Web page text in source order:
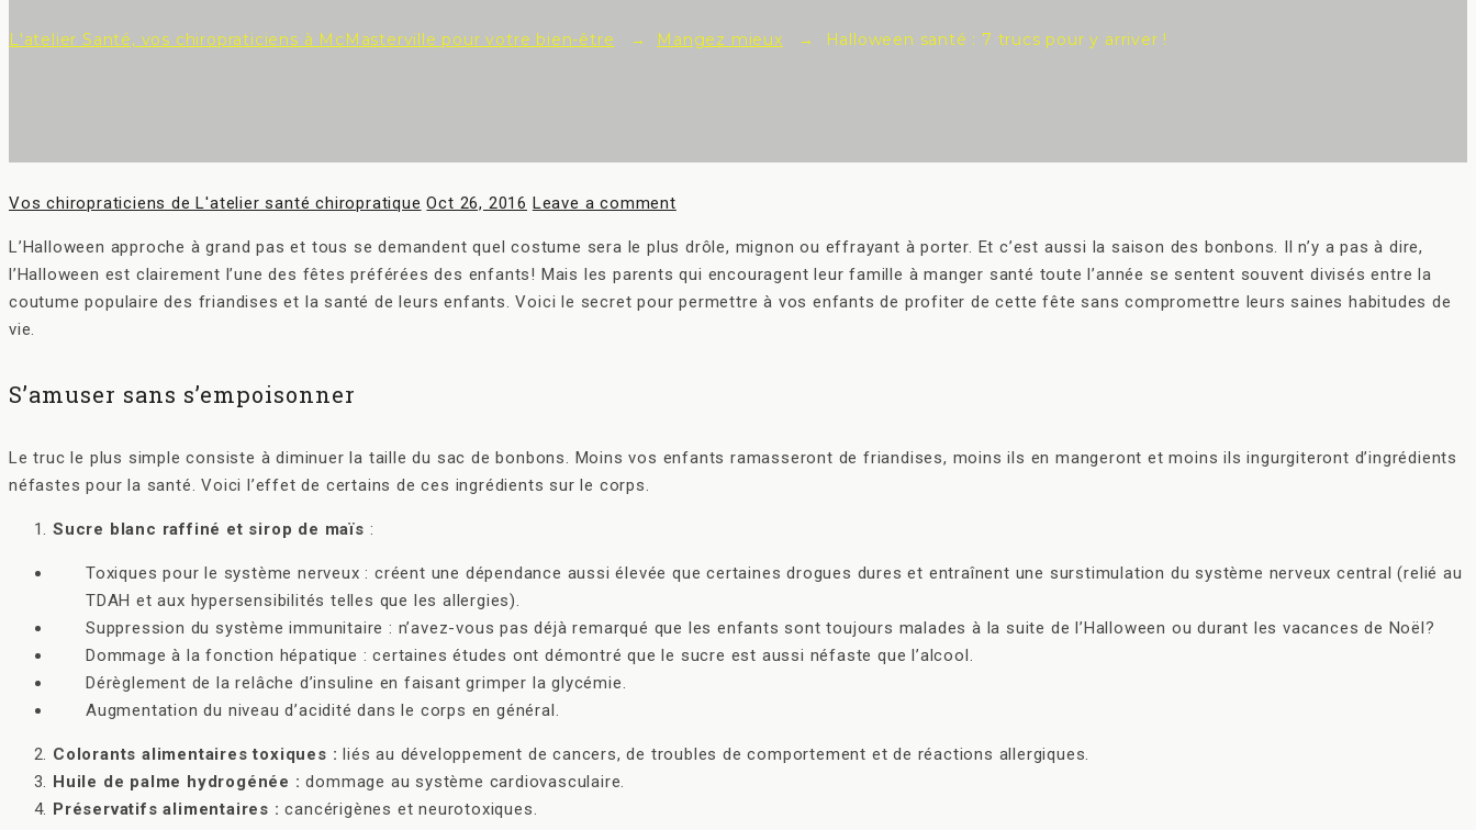
L'atelier Santé, vos chiropraticiens à McMasterville pour votre bien-être → Mangez mieux → Halloween santé : 7 trucs pour y arriver !
Author
Vos chiropraticiens de L'atelier santé chiropratique Posted
Oct 26, 2016 Leave a comment
L’Halloween approche à grand pas et tous se demandent quel costume sera le plus drôle, mignon ou effrayant à porter. Et c’est aussi la saison des bonbons. Il n’y a pas à dire,
l’Halloween est clairement l’une des fêtes préférées des enfants! Mais les parents qui encouragent leur famille à manger santé toute l’année se sentent souvent divisés entre la
coutume populaire des friandises et la santé de leurs enfants. Voici le secret pour permettre à vos enfants de profiter de cette fête sans compromettre leurs saines habitudes de
vie.
S’amuser sans s’empoisonner
Le truc le plus simple consiste à diminuer la taille du sac de bonbons. Moins vos enfants ramasseront de friandises, moins ils en mangeront et moins ils ingurgiteront d’ingrédients
néfastes pour la santé. Voici l’effet de certains de ces ingrédients sur le corps.
Sucre blanc raffiné et sirop de maïs :
Toxiques pour le système nerveux : créent une dépendance aussi élevée que certaines drogues dures et entraînent une surstimulation du système nerveux central (relié au
TDAH et aux hypersensibilités telles que les allergies).
Suppression du système immunitaire : n’avez-vous pas déjà remarqué que les enfants sont toujours malades à la suite de l’Halloween ou durant les vacances de Noël?
Dommage à la fonction hépatique : certaines études ont démontré que le sucre est aussi néfaste que l’alcool.
Dérèglement de la relâche d’insuline en faisant grimper la glycémie.
Augmentation du niveau d’acidité dans le corps en général.
Colorants alimentaires toxiques : liés au développement de cancers, de troubles de comportement et de réactions allergiques.
Huile de palme hydrogénée : dommage au système cardiovasculaire.
Préservatifs alimentaires : cancérigènes et neurotoxiques.